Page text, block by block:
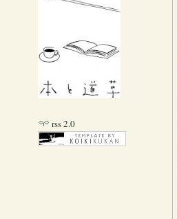
rss 2.0